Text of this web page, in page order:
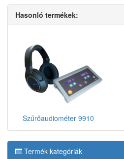
Hasonló termékek:
Szűrőaudiométer 9910
Termék kategóriák